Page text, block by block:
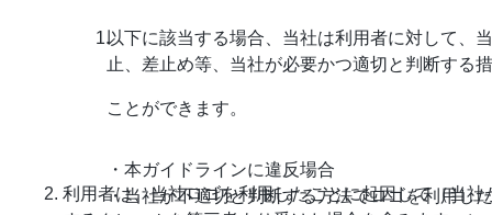
以下に該当する場合、当社は利用者に対して、
止、差止め等、当社が必要かつ適切と判断する
ことができます。
・本ガイドラインに違反場合
・当社が不適切と判断する方法でロゴを利用し
2. 利用者は、当社ロゴを利用したことに起因して（当社